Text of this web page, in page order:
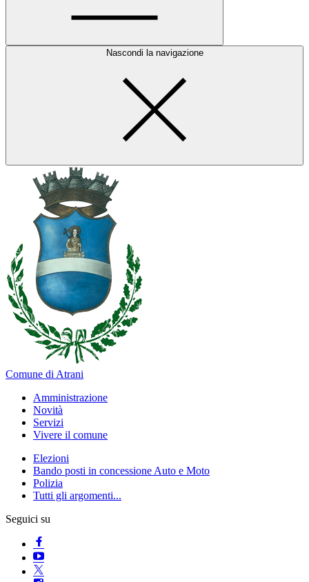
Nascondi la navigazione
Comune di Atrani
Amministrazione
Novità
Servizi
Vivere il comune
Elezioni
Bando posti in concessione Auto e Moto
Polizia
Tutti gli argomenti...
Seguici su